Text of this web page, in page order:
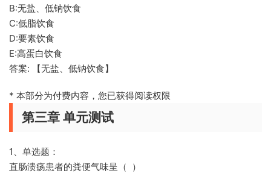
B:无盐、低钠饮食
C:低脂饮食
D:要素饮食
E:高蛋白饮食
答案: 【无盐、低钠饮食】
* 本部分为付费内容，您已获得阅读权限
第三章 单元测试
1、单选题：
直肠溃疡患者的粪便气味呈（ ）